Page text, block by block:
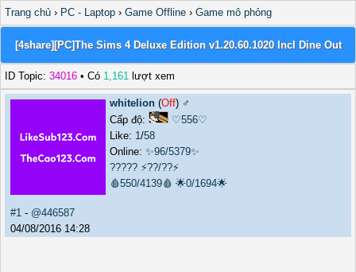
Trang chủ › PC - Laptop › Game Offline › Game mô phỏng
[4share][PC]The Sims 4 Deluxe Edition v1.20.60.1020 Incl Dine Out
ID Topic: 34016 • Có 1,161 lượt xem
whitelion (Off) ♂️
Cấp độ:
♡556♡
Like: 1/58
Online: ✨96/5379✨
????? ⚡??/??⚡
🩸550/4139🩸 🌟0/1694🌟
#1 - @446587
04/08/2016 14:28